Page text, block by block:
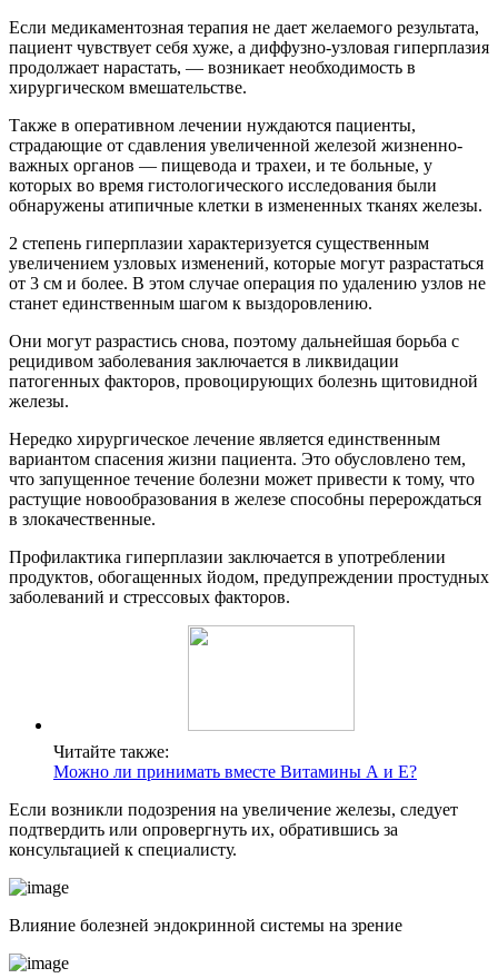
Если медикаментозная терапия не дает желаемого результата,
пациент чувствует себя хуже, а диффузно-узловая гиперплазия
продолжает нарастать, — возникает необходимость в
хирургическом вмешательстве.
Также в оперативном лечении нуждаются пациенты,
страдающие от сдавления увеличенной железой жизненно-
важных органов — пищевода и трахеи, и те больные, у
которых во время гистологического исследования были
обнаружены атипичные клетки в измененных тканях железы.
2 степень гиперплазии характеризуется существенным
увеличением узловых изменений, которые могут разрастаться
от 3 см и более. В этом случае операция по удалению узлов не
станет единственным шагом к выздоровлению.
Они могут разрастись снова, поэтому дальнейшая борьба с
рецидивом заболевания заключается в ликвидации
патогенных факторов, провоцирующих болезнь щитовидной
железы.
Нередко хирургическое лечение является единственным
вариантом спасения жизни пациента. Это обусловлено тем,
что запущенное течение болезни может привести к тому, что
растущие новообразования в железе способны перерождаться
в злокачественные.
Профилактика гиперплазии заключается в употреблении
продуктов, обогащенных йодом, предупреждении простудных
заболеваний и стрессовых факторов.
Читайте также:
Можно ли принимать вместе Витамины А и Е?
Если возникли подозрения на увеличение железы, следует
подтвердить или опровергнуть их, обратившись за
консультацией к специалисту.
Влияние болезней эндокринной системы на зрение